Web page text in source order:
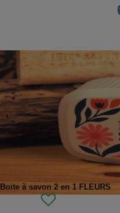
Boite à savon 2 en 1 FLEURS